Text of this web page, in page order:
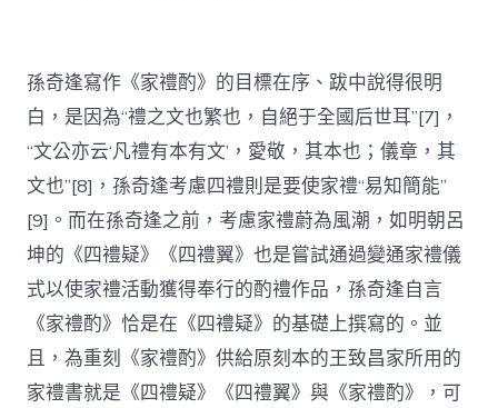
孫奇逢寫作《家禮酌》的目標在序、跋中說得很明
白，是因為“禮之文也繁也，自絕于全國后世耳”[7]，
“文公亦云‘凡禮有本有文’，愛敬，其本也；儀章，其
文也”[8]，孫奇逢考慮四禮則是要使家禮“易知簡能”
[9]。而在孫奇逢之前，考慮家禮蔚為風潮，如明朝呂
坤的《四禮疑》《四禮翼》也是嘗試通過變通家禮儀
式以使家禮活動獲得奉行的酌禮作品，孫奇逢自言
《家禮酌》恰是在《四禮疑》的基礎上撰寫的。並
且，為重刻《家禮酌》供給原刻本的王致昌家所用的
家禮書就是《四禮疑》《四禮翼》與《家禮酌》，可